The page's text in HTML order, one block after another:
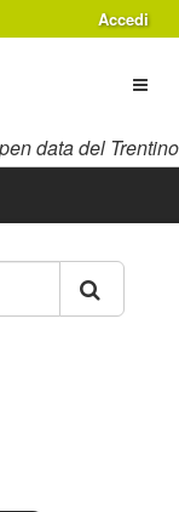
Accedi
data del Trentino